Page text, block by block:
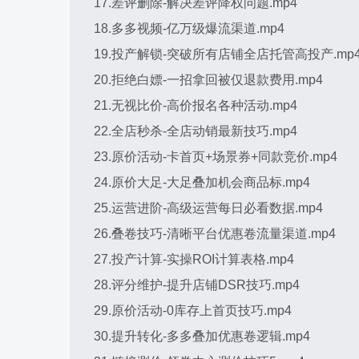
17.差评删除-解决差评降权问题.mp4
18.多多视频-亿万级爆流渠道.mp4
19.投产解锁-突破所有店铺全店托管高投产
20.拒绝白嫖-一招拿回被仅退款费用.mp4
21.无视比价-高价报名各种活动.mp4
22.全店秒杀-全店动销最新技巧.mp4
23.原价活动-卡首页+场景券+同款竞价.mp4
24.原价大足-大足叠加机会商品标.mp4
25.运营进阶-高级运营每日必看数据.mp4
26.叠卷技巧-清晰平台优惠卷流量渠道.mp4
27.投产计算-实操ROI计算表格.mp4
28.评分维护-提升店铺DSR技巧.mp4
29.原价活动-0库存上首页技巧.mp4
30.提升转化-多多叠加优惠卷逻辑.mp4